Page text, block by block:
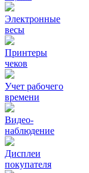
Электронные
весы
Принтеры
чеков
Учет рабочего
времени
Видео‑
наблюдение
Дисплеи
покупателя